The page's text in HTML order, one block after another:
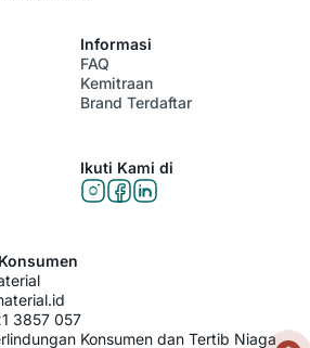
Informasi
FAQ
Kemitraan
Brand Terdaftar
Ikuti Kami di
3857 057
Konsumen dan Tertib Niaga